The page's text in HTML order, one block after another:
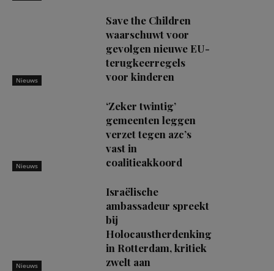
Nieuws
Save the Children
waarschuwt voor
gevolgen nieuwe EU-
terugkeerregels
voor kinderen
Nieuws
‘Zeker twintig’
gemeenten leggen
verzet tegen azc’s
vast in
coalitieakkoord
Nieuws
Israëlische
ambassadeur spreekt
bij
Holocaustherdenking
in Rotterdam, kritiek
zwelt aan